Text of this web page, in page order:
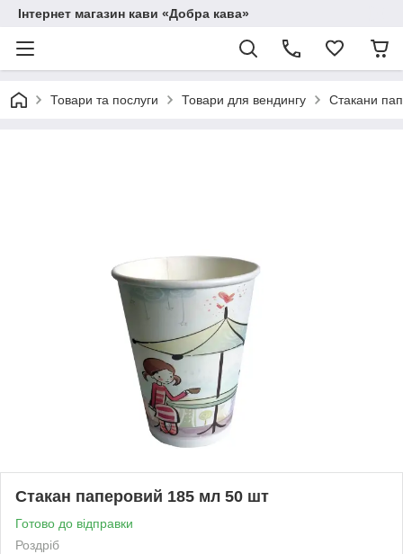
Інтернет магазин кави «Добра кава»
Товари та послуги Товари для вендингу Стакани
Стакан паперовий 185 мл 50 шт
Готово до відправки
Роздріб